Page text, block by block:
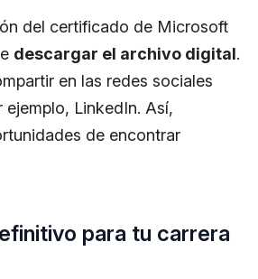
del certificado de Microsoft
descargar el archivo digital.
en las redes sociales
ejemplo, LinkedIn. Así,
de encontrar
para tu carrera